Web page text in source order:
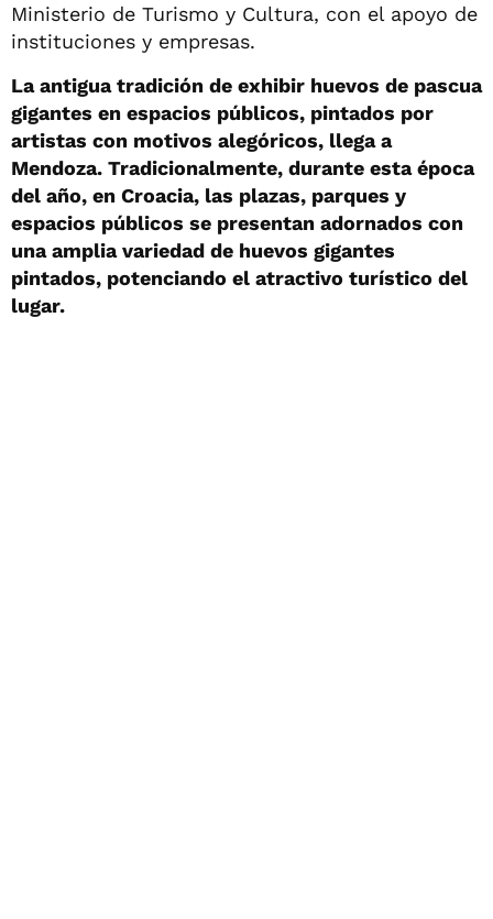
Ministerio de Turismo y Cultura, con el apoyo de
instituciones y empresas.
La antigua tradición de exhibir huevos de pascua
gigantes en espacios públicos, pintados por
artistas con motivos alegóricos, llega a
Mendoza. Tradicionalmente, durante esta época
del año, en Croacia, las plazas, parques y
espacios públicos se presentan adornados con
una amplia variedad de huevos gigantes
pintados, potenciando el atractivo turístico del
lugar.